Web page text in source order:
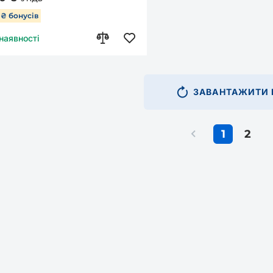
₴ бонусів
ЗАВАНТАЖИТИ
1 2